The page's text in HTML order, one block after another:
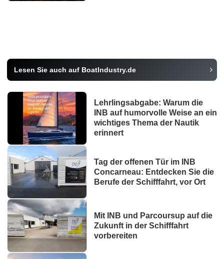
Lesen Sie auch auf BoatIndustry.de
Lehrlingsabgabe: Warum die
INB auf humorvolle Weise an ein
wichtiges Thema der Nautik
erinnert
Tag der offenen Tür im INB
Concarneau: Entdecken Sie die
Berufe der Schifffahrt, vor Ort
Mit INB und Parcoursup auf die
Zukunft in der Schifffahrt
vorbereiten